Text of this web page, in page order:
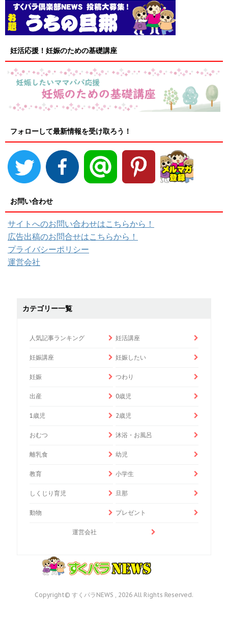
妊活応援！妊娠のための基礎講座
フォローして最新情報を受け取ろう！
お問い合わせ
サイトへのお問い合わせはこちらから！
広告出稿のお問合せはこちらから！
プライバシーポリシー
運営会社
カテゴリー一覧
人気記事ランキング 妊活講座
妊娠講座 妊娠したい
妊娠 つわり
出産 0歳児
1歳児 2歳児
おむつ 沐浴・お風呂
離乳食 幼児
教育 小学生
しくじり育児 旦那
動物 プレゼント
運営会社
Copyright© すくパラNEWS , 2026 All Rights Reserved.